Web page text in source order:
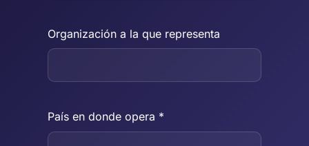
Organización a la que representa
País en donde opera *